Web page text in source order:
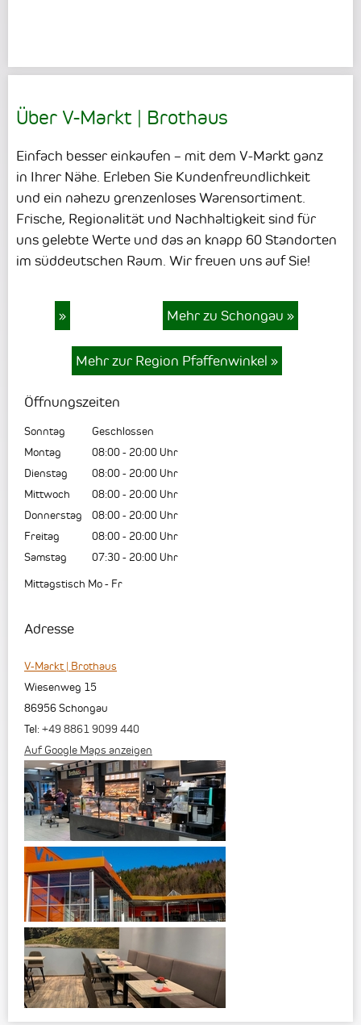
Über V-Markt | Brothaus
Einfach besser einkaufen – mit dem V-Markt ganz
in Ihrer Nähe. Erleben Sie Kundenfreundlichkeit
und ein nahezu grenzenloses Warensortiment.
Frische, Regionalität und Nachhaltigkeit sind für
uns gelebte Werte und das an knapp 60 Standorten
im süddeutschen Raum. Wir freuen uns auf Sie!
» Mehr zu Schongau»
Mehr zur Region Pfaffenwinkel »
Öffnungszeiten
Sonntag
Geschlossen
Montag
08:00- 20:00 Uhr
Dienstag
08:00- 20:00 Uhr
Mittwoch
08:00- 20:00 Uhr
Donnerstag
08:00- 20:00 Uhr
Freitag
08:00- 20:00 Uhr
Samstag
07:30- 20:00 Uhr
Mittagstisch Mo - Fr
Adresse
V-Markt | Brothaus
Wiesenweg 15
86956Schongau
Tel: +49 8861 9099 440
Auf Google Maps anzeigen